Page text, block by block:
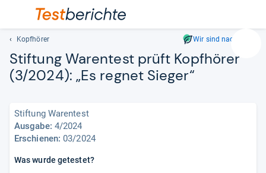
Geben
Kopfhörer Wir sind nachhaltig
Stif­tung Waren­test prüft Kopf­hö­rer
(3/2024): „Es reg­net Sie­ger“
Stiftung Warentest
Ausgabe: 4/2024
Erschienen: 03/2024
Was wurde getestet?